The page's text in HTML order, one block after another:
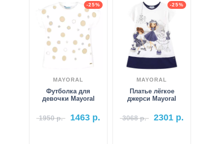
-25%
MAYORAL
Футболка для
девочки Mayoral
1950р. 1463 р.
-25%
MAYORAL
Платье лёгкое
джерси Mayoral
3068р. 2301 р.